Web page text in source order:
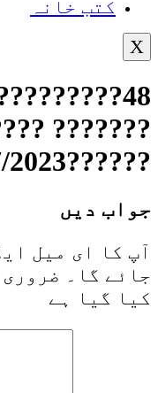
کتب خانہ
X
????
??????339823/07/2023
جواب دیں
آپ کا ای میل
جائے گا۔
کیا گیا ہے